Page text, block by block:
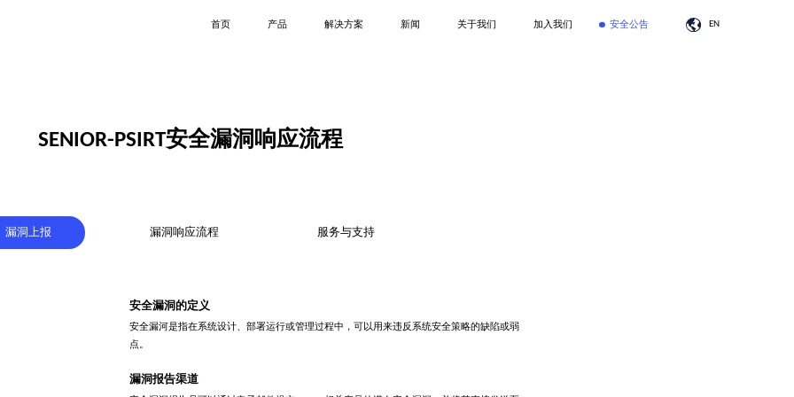
首页 产品 解决方案 新闻 关于我们 加入我们 安全公告 EN
SENIOR-PSIRT安全漏洞响应流程
漏洞上报 漏洞响应流程 服务与支持
安全漏洞的定义
安全漏河是指在系统设计、部署运行或管理过程中，可以用来违反系统安全策略的缺陷或弱
点。
漏洞报告渠道